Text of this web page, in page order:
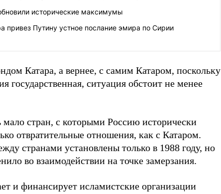
исторические максимумы
привез Путину устное послание эмира по Сирии
Катара, а вернее, с самим Катаром, поскольку
государственная, ситуация обстоит не менее
мало стран, с которыми Россию исторически
отвратительные отношения, как с Катаром.
странами установлены только в 1988 году, но
во взаимодействии на точке замерзания.
и финансирует исламистские организации